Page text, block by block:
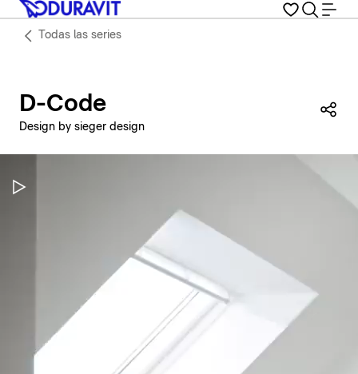
Todas las series
D-Code
Design by sieger design
Pausar vídeo